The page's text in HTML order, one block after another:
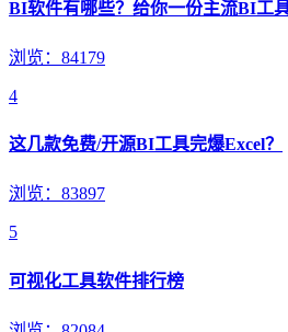
BI软件有哪些？给你一份主流BI工
浏览：84179
4
这几款免费/开源BI工具完爆Excel？
浏览：83897
5
可视化工具软件排行榜